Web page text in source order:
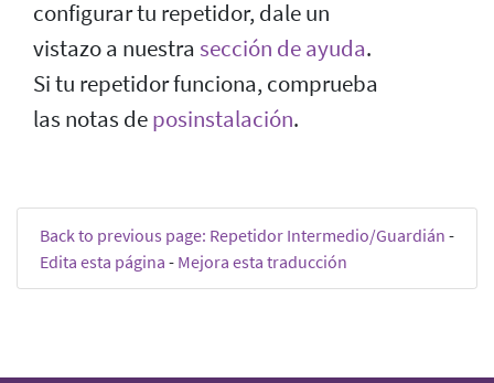
configurar tu repetidor, dale un
vistazo a nuestra sección de ayuda.
Si tu repetidor funciona, comprueba
las notas deposinstalación.
Back to previous page: Repetidor Intermedio/Guardián -
Edita esta página - Mejora esta traducción